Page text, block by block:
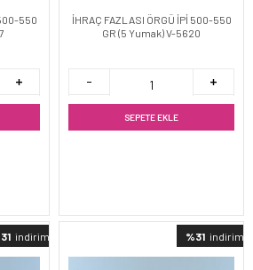
550
İHRAÇ FAZLASI ÖRGÜ İPİ 500-550
GR (5 Yumak) V-5620
SEPETE EKLE
indirimli %31 indirimli